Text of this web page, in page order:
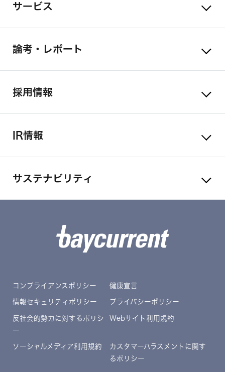
サービス
論考・レポート
採用情報
IR情報
サステナビリティ
コンプライアンスポリシー 健康宣言
情報セキュリティポリシー プライバシーポリシー
反社会的勢力に対するポリシ
ー
Webサイト利用規約
ソーシャルメディア利用規約
カスタマーハラスメントに関す
るポリシー